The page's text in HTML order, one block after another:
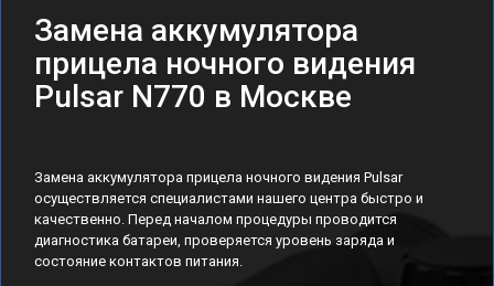
Замена аккумулятора
прицела ночного видения
Pulsar N770 в Москве
Замена аккумулятора прицела ночного видения Pulsar
осуществляется специалистами нашего центра быстро и
качественно. Перед началом процедуры проводится
диагностика батареи, проверяется уровень заряда и
состояние контактов питания.